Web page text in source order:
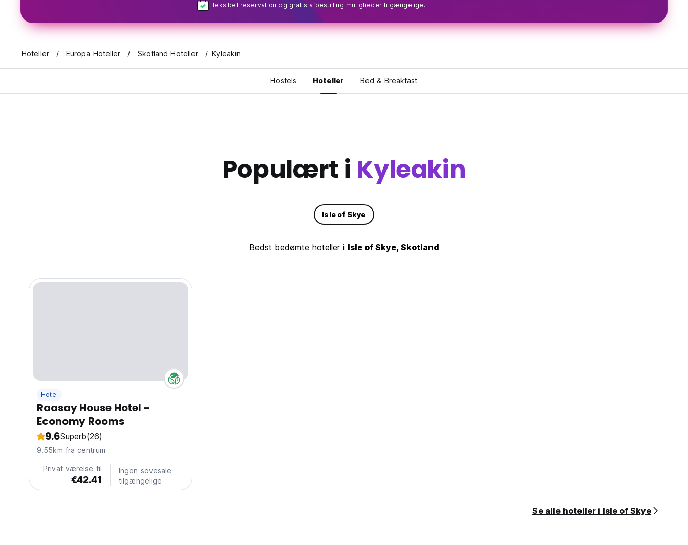
Fleksibel reservation og gratis afbestilling muligheder tilgængelige.
Hoteller Europa Hoteller Skotland Hoteller Kyleakin
Hostels Hoteller Bed & Breakfast
Populært i Kyleakin
Isle of Skye
Bedst bedømte hoteller i Isle of Skye, Skotland
Hotel
Raasay House Hotel -
Economy Rooms
9.6Superb(26)
9.55km fra centrum
Privat værelse til
€42.41
Ingen sovesale
tilgængelige
Se alle hoteller i Isle of Skye